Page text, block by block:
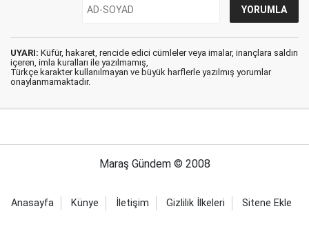
UYARI: Küfür, hakaret, rencide edici cümleler veya imalar, inançlara saldırı
içeren, imla kuralları ile yazılmamış,
Türkçe karakter kullanılmayan ve büyük harflerle yazılmış yorumlar
onaylanmamaktadır.
Maraş Gündem © 2008
Anasayfa Künye İletişim Gizlilik İlkeleri Sitene Ekle